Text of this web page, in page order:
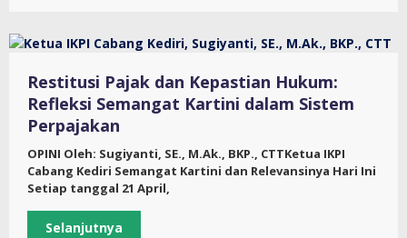
Restitusi Pajak dan Kepastian Hukum:
Refleksi Semangat Kartini dalam Sistem
Perpajakan
OPINI Oleh: Sugiyanti, SE., M.Ak., BKP., CTTKetua IKPI
Cabang Kediri Semangat Kartini dan Relevansinya Hari Ini
Setiap tanggal 21 April,
Selanjutnya